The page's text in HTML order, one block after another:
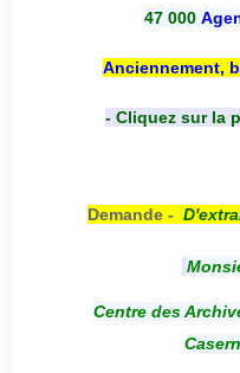
47 000
Anciennement,
- Cliquez sur la
Demande - D'e
Centre des